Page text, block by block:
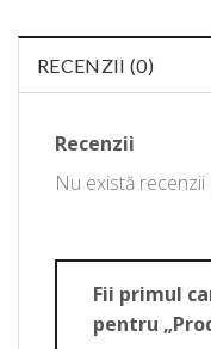
RECENZII (0)
Recenzii
Nu există recenzii
Fii primul
pentru